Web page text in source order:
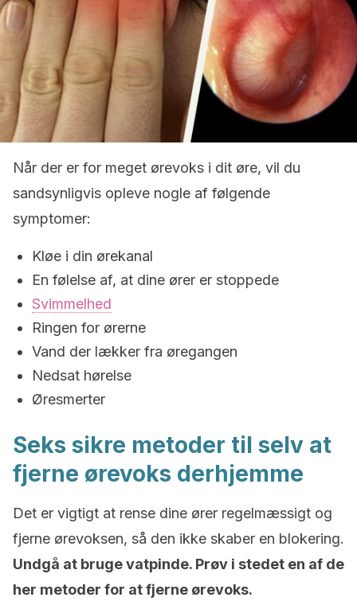
Når der er for meget ørevoks i dit øre, vil du
sandsynligvis opleve nogle af følgende
symptomer:
Kløe i din ørekanal
En følelse af, at dine ører er stoppede
Svimmelhed
Ringen for ørerne
Vand der lækker fra øregangen
Nedsat hørelse
Øresmerter
Seks sikre metoder til selv at
fjerne ørevoks derhjemme
Det er vigtigt at rense dine ører regelmæssigt og
fjerne ørevoksen, så den ikke skaber en blokering.
Undgå at bruge vatpinde. Prøv i stedet en af de
her metoder for at fjerne ørevoks.